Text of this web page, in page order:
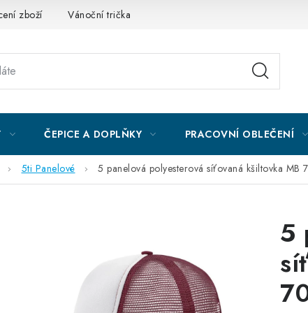
zboží Vánoční trička
ČEPICE A DOPLŇKY PRACOVNÍ OBLEČENÍ
5ti Panelové 5 panelová polyesterová síťovaná kšiltovka MB
5